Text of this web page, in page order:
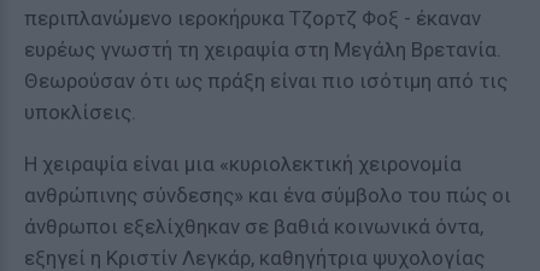
περιπλανώμενο ιεροκήρυκα Τζορτζ Φοξ - έκαναν
ευρέως γνωστή τη χειραψία στη Μεγάλη Βρετανία.
Θεωρούσαν ότι ως πράξη είναι πιο ισότιμη από τις
υποκλίσεις.
Η χειραψία είναι μια «κυριολεκτική χειρονομία
ανθρώπινης σύνδεσης» και ένα σύμβολο του πώς οι
άνθρωποι εξελίχθηκαν σε βαθιά κοινωνικά όντα,
εξηγεί η Κριστίν Λεγκάρ, καθηγήτρια ψυχολογίας